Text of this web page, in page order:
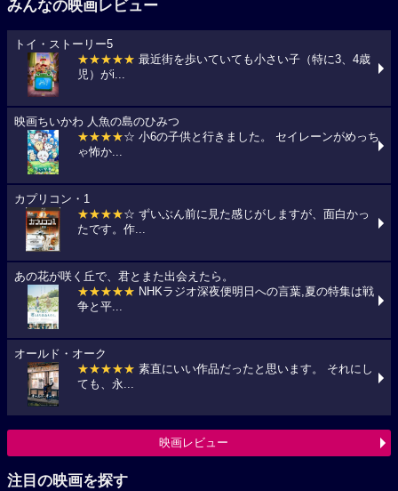
みんなの映画レビュー
トイ・ストーリー5
★★★★★ 最近街を歩いていても小さい子（特に3、4歳
児）がi...
映画ちいかわ 人魚の島のひみつ
★★★★☆ 小6の子供と行きました。 セイレーンがめっち
ゃ怖か...
カプリコン・1
★★★★☆ ずいぶん前に見た感じがしますが、面白かっ
たです。作...
あの花が咲く丘で、君とまた出会えたら。
★★★★★ NHKラジオ深夜便明日への言葉,夏の特集は戦
争と平...
オールド・オーク
★★★★★ 素直にいい作品だったと思います。 それにし
ても、永...
映画レビュー
注目の映画を探す